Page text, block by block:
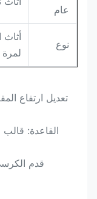
عام
نوع
القاعدة:
قدم